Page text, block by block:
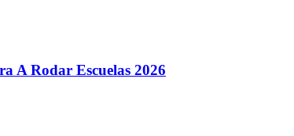
A Rodar Escuelas 2026